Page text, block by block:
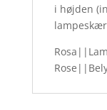
i højden